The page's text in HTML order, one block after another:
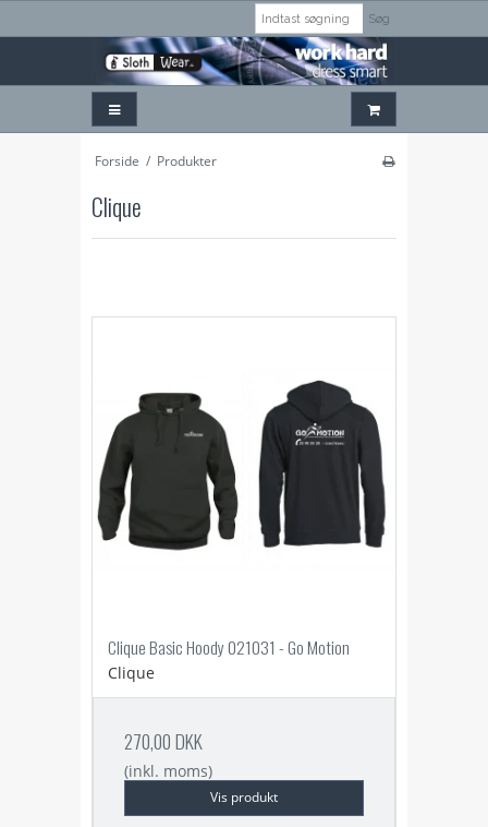
Søg
Forside / Produkter
Clique
Clique Basic Hoody 021031 - Go Motion
Clique
270,00 DKK
(inkl. moms)
Vis produkt